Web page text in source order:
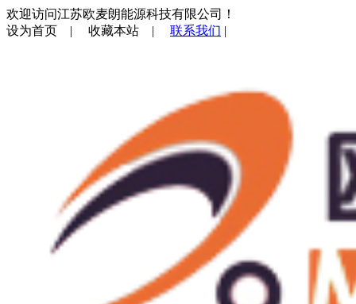
欢迎访问江苏欧麦朗能源科技有限公司！
设为首页 | 收藏本站 | 联系我们 |